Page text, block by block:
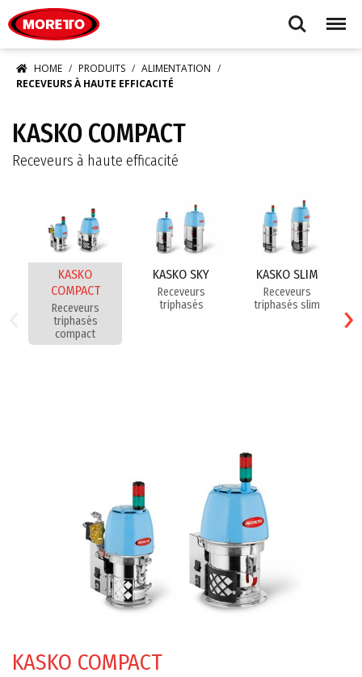
Search Menu
HOME PRODUITS
ALIMENTATION
RECEVEURS À HAUTE EFFICACITÉ
KASKO COMPACT
Receveurs à haute efficacité
KASKO
COMPACT
Receveurs
triphasés
compact
KASKO SKY
Receveurs
triphasés
KASKO SLIM
Receveurs
triphasés slim
›
KASKO COMPACT